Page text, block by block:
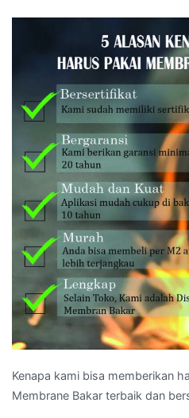
Kenapa kami bisa memberikan
Membrane Bakar terbaik dan